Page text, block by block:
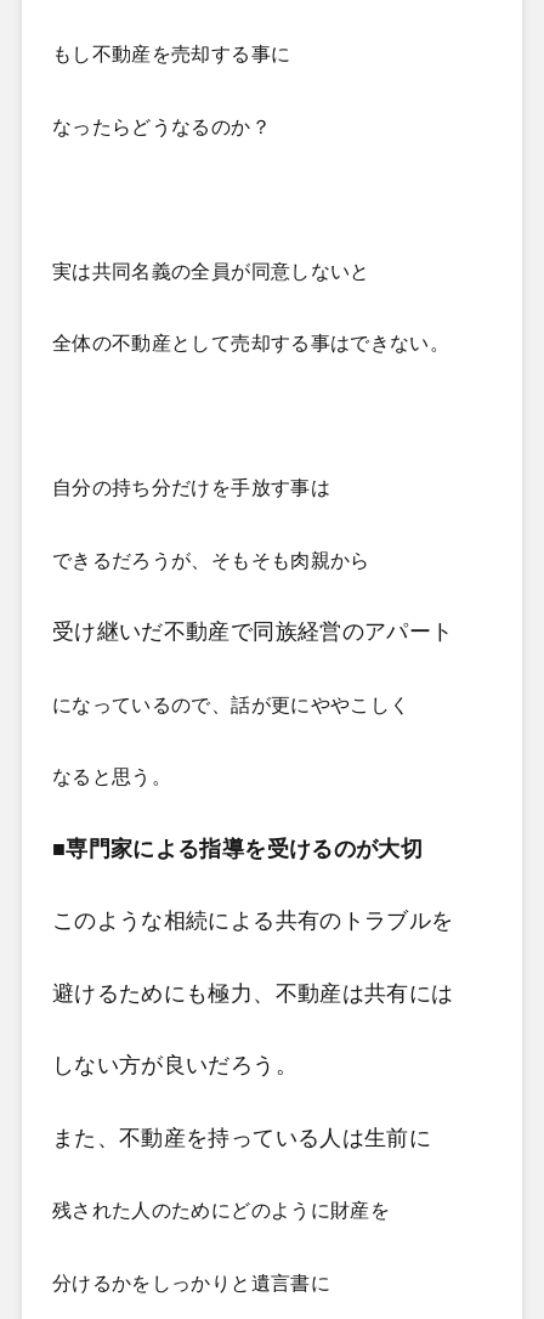
もし不動産を売却する事に
なったらどうなるのか？
実は共同名義の全員が同意しないと
全体の不動産として売却する事はできない。
自分の持ち分だけを手放す事は
できるだろうが、そもそも肉親から
受け継いだ不動産で同族経営のアパート
になっているので、話が更にややこしく
なると思う。
■専門家による指導を受けるのが大切
このような相続による共有のトラブルを
避けるためにも極力、不動産は共有には
しない方が良いだろう。
また、不動産を持っている人は生前に
残された人のためにどのように財産を
分けるかをしっかりと遺言書に